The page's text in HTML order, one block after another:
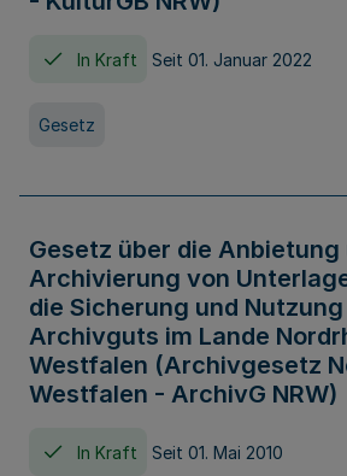
In Kraft Seit 01. Januar 2022
Gesetz
Gesetz über die Anbietung
Archivierung von
die Sicherung und
Archivguts im Lande
Westfalen (Archivgesetz
Westfalen - ArchivG NRW)
In Kraft Seit 01. Mai 2010